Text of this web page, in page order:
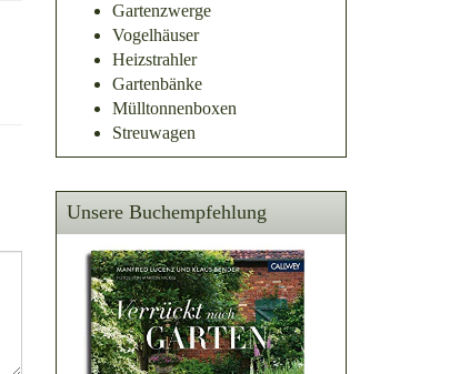
Gartenzwerge
Vogelhäuser
Heizstrahler
Gartenbänke
Mülltonnenboxen
Streuwagen
Unsere Buchempfehlung